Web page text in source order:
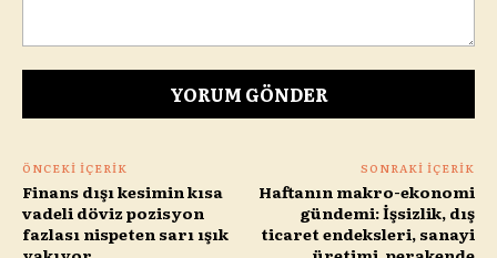
ÖNCEKI İÇERIK
Finans dışı kesimin kısa
vadeli döviz pozisyon
fazlası nispeten sarı ışık
SONRAKI İÇERIK
Haftanın makro-ekonomi
gündemi: İşsizlik, dış
ticaret endeksleri, sanayi